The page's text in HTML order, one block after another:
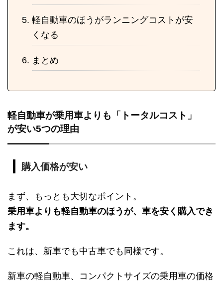
軽自動車のほうがランニングコストが安
くなる
まとめ
軽自動車が乗用車よりも「トータルコスト」
が安い5つの理由
購入価格が安い
まず、もっとも大切なポイント。
乗用車よりも軽自動車のほうが、車を安く購入でき
ます。
これは、新車でも中古車でも同様です。
新車の軽自動車、コンパクトサイズの乗用車の価格